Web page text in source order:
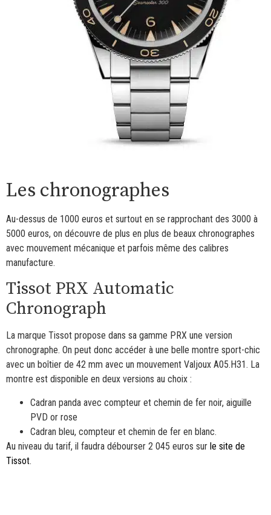
Les chronographes
Au-dessus de 1000 euros et surtout en se rapprochant des 3000 à
5000 euros, on découvre de plus en plus de beaux chronographes
avec mouvement mécanique et parfois même des calibres
manufacture.
Tissot PRX Automatic
Chronograph
La marque Tissot propose dans sa gamme PRX une version
chronographe. On peut donc accéder à une belle montre sport-chic
avec un boîtier de 42 mm avec un mouvement Valjoux A05.H31. La
montre est disponible en deux versions au choix :
Cadran panda avec compteur et chemin de fer noir, aiguille
PVD or rose
Cadran bleu, compteur et chemin de fer en blanc.
Au niveau du tarif, il faudra débourser 2 045 euros sur le site de
Tissot.